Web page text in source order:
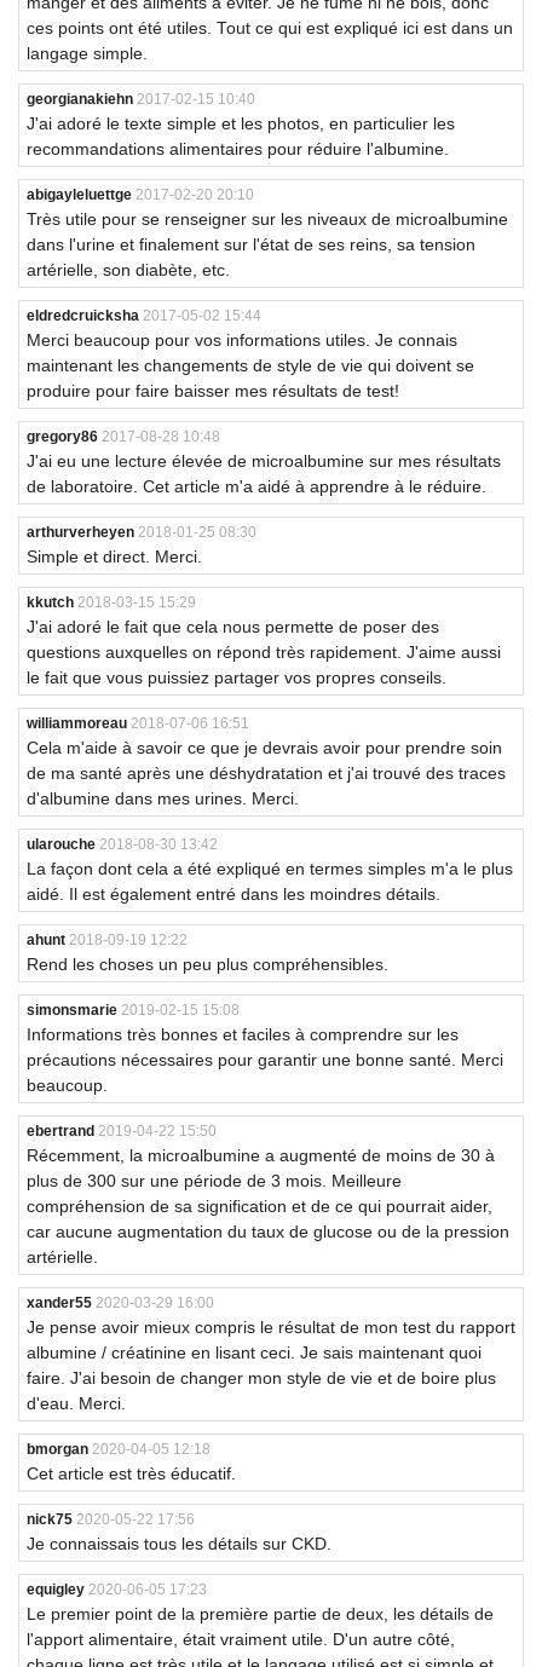
ces points ont été utiles. Tout ce qui est expliqué ici est dans un
langage simple.
georgianakiehn 2017-02-15 10:40
J'ai adoré le texte simple et les photos, en particulier les
recommandations alimentaires pour réduire l'albumine.
abigayleluettge 2017-02-20 20:10
Très utile pour se renseigner sur les niveaux de microalbumine
dans l'urine et finalement sur l'état de ses reins, sa tension
artérielle, son diabète, etc.
eldredcruicksha 2017-05-02 15:44
Merci beaucoup pour vos informations utiles. Je connais
maintenant les changements de style de vie qui doivent se
produire pour faire baisser mes résultats de test!
gregory86 2017-08-28 10:48
J'ai eu une lecture élevée de microalbumine sur mes résultats
de laboratoire. Cet article m'a aidé à apprendre à le réduire.
arthurverheyen 2018-01-25 08:30
Simple et direct. Merci.
kkutch 2018-03-15 15:29
J'ai adoré le fait que cela nous permette de poser des
questions auxquelles on répond très rapidement. J'aime aussi
le fait que vous puissiez partager vos propres conseils.
williammoreau 2018-07-06 16:51
Cela m'aide à savoir ce que je devrais avoir pour prendre soin
de ma santé après une déshydratation et j'ai trouvé des traces
d'albumine dans mes urines. Merci.
ularouche 2018-08-30 13:42
La façon dont cela a été expliqué en termes simples m'a le plus
aidé. Il est également entré dans les moindres détails.
ahunt 2018-09-19 12:22
Rend les choses un peu plus compréhensibles.
simonsmarie 2019-02-15 15:08
Informations très bonnes et faciles à comprendre sur les
précautions nécessaires pour garantir une bonne santé. Merci
beaucoup.
ebertrand 2019-04-22 15:50
Récemment, la microalbumine a augmenté de moins de 30 à
plus de 300 sur une période de 3 mois. Meilleure
compréhension de sa signification et de ce qui pourrait aider,
car aucune augmentation du taux de glucose ou de la pression
artérielle.
xander55 2020-03-29 16:00
Je pense avoir mieux compris le résultat de mon test du rapport
albumine / créatinine en lisant ceci. Je sais maintenant quoi
faire. J'ai besoin de changer mon style de vie et de boire plus
d'eau. Merci.
bmorgan 2020-04-05 12:18
Cet article est très éducatif.
nick75 2020-05-22 17:56
Je connaissais tous les détails sur CKD.
equigley 2020-06-05 17:23
Le premier point de la première partie de deux, les détails de
l'apport alimentaire, était vraiment utile. D'un autre côté,